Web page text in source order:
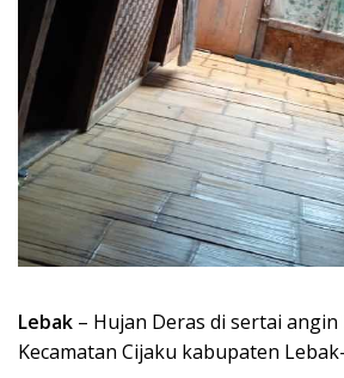
Lebak – Hujan Deras di sertai
Kecamatan Cijaku kabupaten